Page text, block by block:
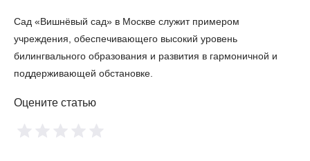
Сад «Вишнёвый сад» в Москве служит примером
учреждения, обеспечивающего высокий уровень
билингвального образования и развития в гармоничной и
поддерживающей обстановке.
Оцените статью